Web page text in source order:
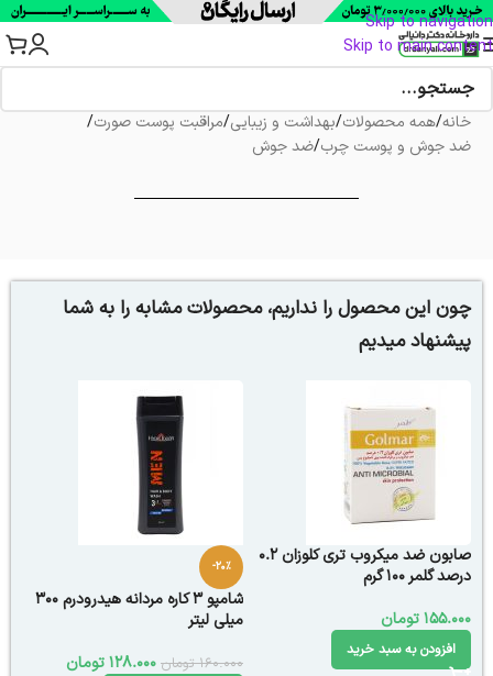
Skip to navigation
Skip to main content
خانه/همه محصولات/بهداشت و زیبایی/مراقبت پوست صورت/
ضد جوش و پوست چرب/ضد جوش
چون این محصول را نداریم، محصولات مشابه را به شما
پیشنهاد میدیم
صابون ضد میکروب تری کلوزان 0.2
درصد گلمر ۱00 گرم
155.000تومان
افزودن به سبد خرید
-20%
شامپو 3 کاره مردانه هیدرودرم 300
میلی لیتر
160.000 تومان 128.000تومان